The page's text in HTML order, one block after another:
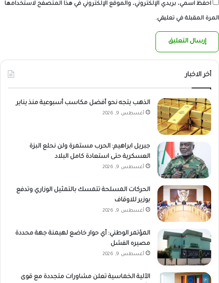
احفظ اسمي، بريدي الإلكتروني، والموقع الإلكتروني في هذا المتصفح لاستخدامها
المرة المقبلة في تعليقي.
أخر الاخبار
الذهب يتجه نحو أفضل مكاسب أسبوعية منذ يناير
أغسطس 9, 2026
جبريل ابراهيم: الحرب مستمرة ولن نحلع البزة
العسكرية حتى استعادة كامل البلاد
أغسطس 9, 2026
الحركات المسلحة تتمسك بالتمثيل الوزاري وتدفع
بوزير للاوقاف
أغسطس 9, 2026
المؤتمر الوطني: أي حوار خاضع لهيمنة جهة محددة
مصيره الفشل
أغسطس 9, 2026
الآلية الخماسية تعلن مشاورات متجددة مع قوى